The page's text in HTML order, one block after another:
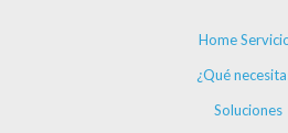
Home
¿Qué
Soluciones